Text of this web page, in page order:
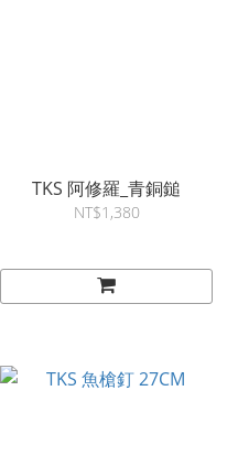
TKS 阿修羅_青銅鎚
NT$1,380